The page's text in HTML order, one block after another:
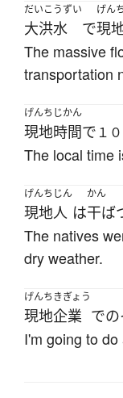
だいこうずい
大洪水 で
げん
現
The massive
transportation
げんち
現地
じかん
時間で １０
The local time
げんちじん
現地人 は
かん
干ば
The natives
dry weather.
げんち
現地
きぎょう
企業 での
I'm going to